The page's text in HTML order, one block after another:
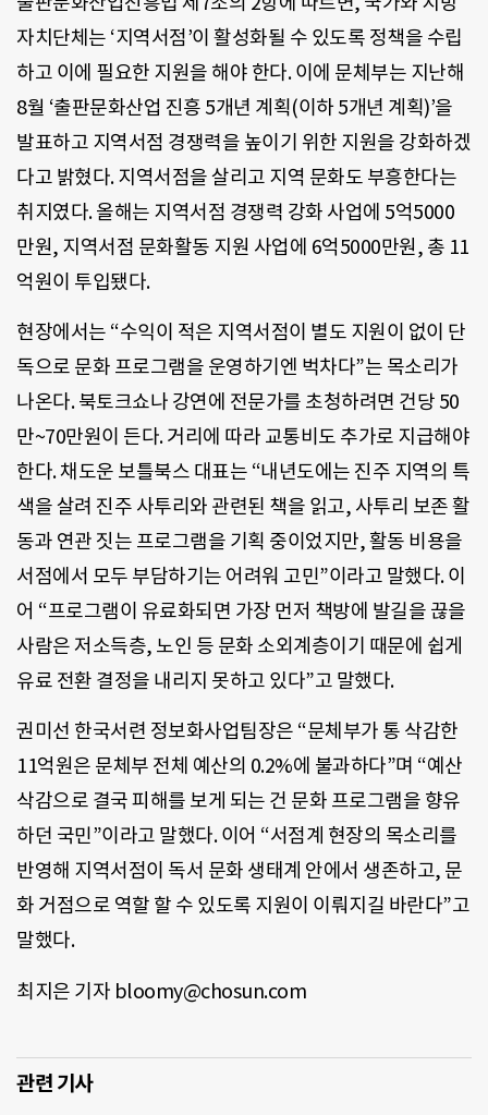
자치단체는 ‘지역서점’이 활성화될 수 있도록 정책을 수립
하고 이에 필요한 지원을 해야 한다. 이에 문체부는 지난해
8월 ‘출판문화산업 진흥 5개년 계획(이하 5개년 계획)’을
발표하고 지역서점 경쟁력을 높이기 위한 지원을 강화하겠
다고 밝혔다. 지역서점을 살리고 지역 문화도 부흥한다는
취지였다. 올해는 지역서점 경쟁력 강화 사업에 5억5000
만원, 지역서점 문화활동 지원 사업에 6억5000만원, 총 11
억원이 투입됐다.
현장에서는 “수익이 적은 지역서점이 별도 지원이 없이 단
독으로 문화 프로그램을 운영하기엔 벅차다”는 목소리가
나온다. 북토크쇼나 강연에 전문가를 초청하려면 건당 50
만~70만원이 든다. 거리에 따라 교통비도 추가로 지급해야
한다. 채도운 보틀북스 대표는 “내년도에는 진주 지역의 특
색을 살려 진주 사투리와 관련된 책을 읽고, 사투리 보존 활
동과 연관 짓는 프로그램을 기획 중이었지만, 활동 비용을
서점에서 모두 부담하기는 어려워 고민”이라고 말했다. 이
어 “프로그램이 유료화되면 가장 먼저 책방에 발길을 끊을
사람은 저소득층, 노인 등 문화 소외계층이기 때문에 쉽게
유료 전환 결정을 내리지 못하고 있다”고 말했다.
권미선 한국서련 정보화사업팀장은 “문체부가 통 삭감한
11억원은 문체부 전체 예산의 0.2%에 불과하다”며 “예산
삭감으로 결국 피해를 보게 되는 건 문화 프로그램을 향유
하던 국민”이라고 말했다. 이어 “서점계 현장의 목소리를
반영해 지역서점이 독서 문화 생태계 안에서 생존하고, 문
화 거점으로 역할 할 수 있도록 지원이 이뤄지길 바란다”고
말했다.
최지은 기자 bloomy@chosun.com
관련 기사